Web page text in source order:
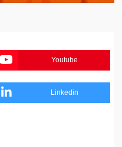
Youtube
Linkedin